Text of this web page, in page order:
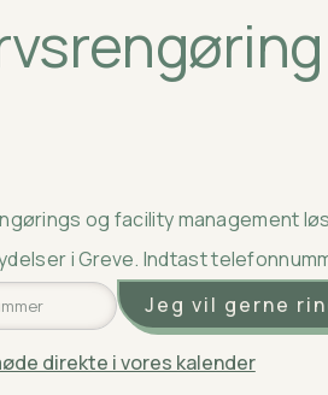
og facility management
iGreve. Indtast
direkte i vores kalender